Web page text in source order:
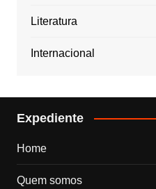
Literatura
Internacional
Expediente
Home
Quem somos